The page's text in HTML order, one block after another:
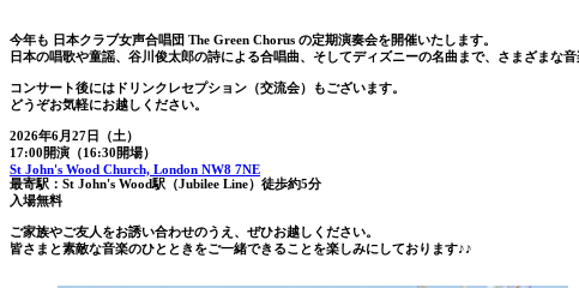
今年も 日本クラブ女声合唱団 The Green Chorus の定期演奏会を開催いたします。
日本の唱歌や童謡、谷川俊太郎の詩による合唱曲、そしてディズニーの名曲まで、さまざまな音
コンサート後にはドリンクレセプション（交流会）もございます。
どうぞお気軽にお越しください。
2026年6月27日（土）
17:00開演（16:30開場）
St John's Wood Church, London NW8 7NE
最寄駅：St John's Wood駅（Jubilee Line）徒歩約5分
入場無料
ご家族やご友人をお誘い合わせのうえ、ぜひお越しください。
皆さまと素敵な音楽のひとときをご一緒できることを楽しみにしております♪♪